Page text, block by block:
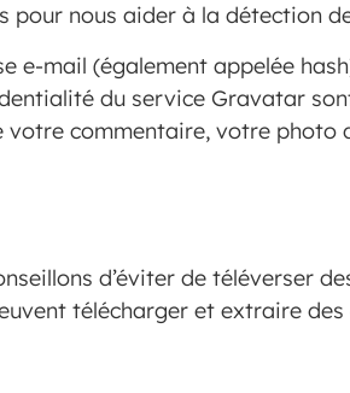
nous aider à la détection
e-mail (également appelée
du service Gravatar
commentaire, votre photo
d’éviter de téléverser
télécharger et extraire